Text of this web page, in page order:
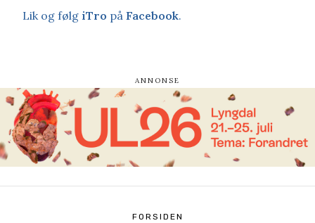
Lik og følg iTro på Facebook.
FORSIDEN